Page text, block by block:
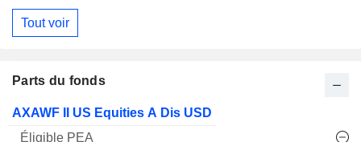
Tout voir
Parts du fonds
Varia.
AXAWF II US Equities A Dis USD